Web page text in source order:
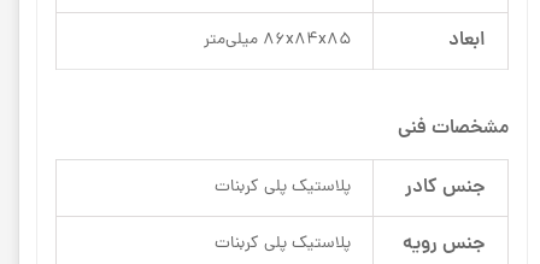
ابعاد 86x84x85 میلی‌متر
مشخصات فنی
جنس کادر پلاستیک پلی کربنات
جنس رویه پلاستیک پلی کربنات